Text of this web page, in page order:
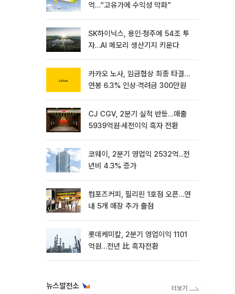
억…“고유가에 수익성 악화”
SK하이닉스, 용인·청주에 54조 투
자…AI 메모리 생산기지 키운다
카카오 노사, 임금협상 최종 타결…
연봉 6.3% 인상·격려금 300만원
CJ CGV, 2분기 실적 반등…매출
5939억원·세전이익 흑자 전환
코웨이, 2분기 영업익 2532억...전
년비 4.3% 증가
컴포즈커피, 필리핀 1호점 오픈…연
내 5개 매장 추가 출점
롯데케미칼, 2분기 영업이익 1101
억원…전년 比 흑자전환
뉴스발전소